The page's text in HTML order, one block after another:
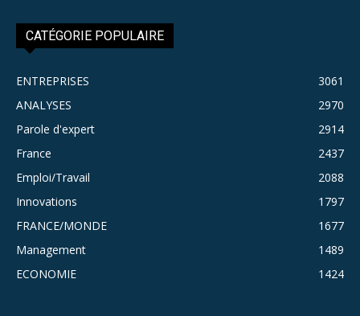
CATÉGORIE POPULAIRE
ENTREPRISES
3061
ANALYSES
2970
Parole d'expert
2914
France
2437
Emploi/Travail
2088
Innovations
1797
FRANCE/MONDE
1677
Management
1489
ECONOMIE
1424